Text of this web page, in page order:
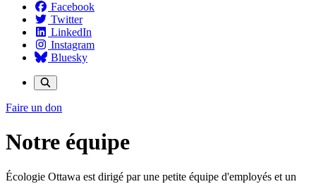
Facebook
Twitter
LinkedIn
Instagram
Bluesky
Faire un don
Notre équipe
Écologie Ottawa est dirigé par une petite équipe d'employés et un